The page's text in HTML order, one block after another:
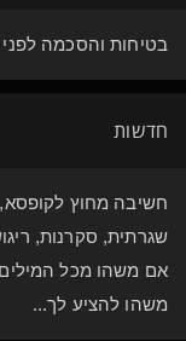
בטיחות והסכמה
חדשות
חשיבה מחוץ לקופסא,
שגרתית, סקרנות,
אם משהו מכל המילים
משהו להציע לך...